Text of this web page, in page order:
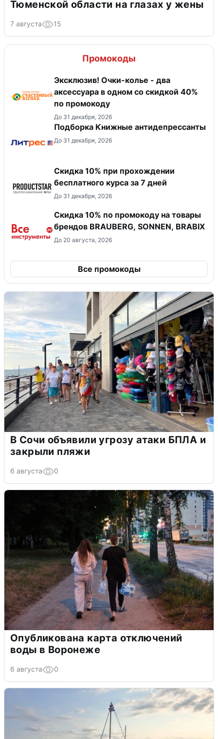
Тюменской области на глазах у жены
7 августа 15
Промокоды
Эксклюзив! Очки-колье - два
аксессуара в одном со скидкой 40%
по промокоду
До 31 декабря, 2026
Подборка Книжные антидепрессанты
До 31 декабря, 2026
Скидка 10% при прохождении
бесплатного курса за 7 дней
До 31 декабря, 2026
Скидка 10% по промокоду на товары
брендов BRAUBERG, SONNEN, BRABIX
До 20 августа, 2026
Все промокоды
В Сочи объявили угрозу атаки БПЛА и
закрыли пляжи
6 августа 0
Опубликована карта отключений
воды в Воронеже
6 августа 0